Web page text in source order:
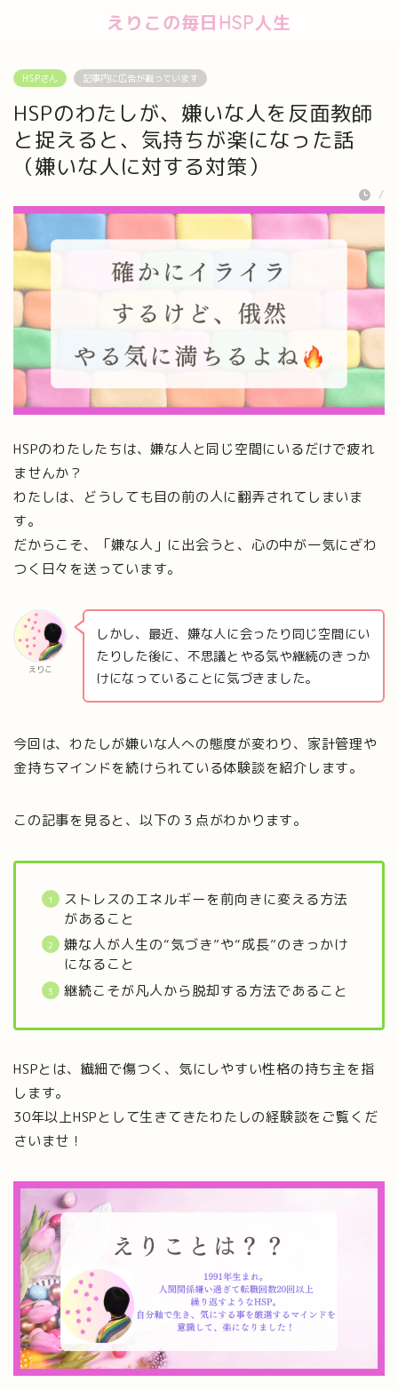
えりこの毎日HSP人生
HSPさん 記事内に広告が載っています
HSPのわたしが、嫌いな人を反面教師
と捉えると、気持ちが楽になった話
（嫌いな人に対する対策）
/
HSPのわたしたちは、嫌な人と同じ空間にいるだけで疲れ
ませんか？
わたしは、どうしても目の前の人に翻弄されてしまいま
す。
だからこそ、「嫌な人」に出会うと、心の中が一気にざわ
つく日々を送っています。
えりこ
しかし、最近、嫌な人に会ったり同じ空間にい
たりした後に、不思議とやる気や継続のきっか
けになっていることに気づきました。
今回は、わたしが嫌いな人への態度が変わり、家計管理や
金持ちマインドを続けられている体験談を紹介します。
この記事を見ると、以下の３点がわかります。
ストレスのエネルギーを前向きに変える方法
があること
嫌な人が人生の“気づき”や“成長”のきっかけ
になること
継続こそが凡人から脱却する方法であること
HSPとは、繊細で傷つく、気にしやすい性格の持ち主を指
します。
30年以上HSPとして生きてきたわたしの経験談をご覧くだ
さいませ！